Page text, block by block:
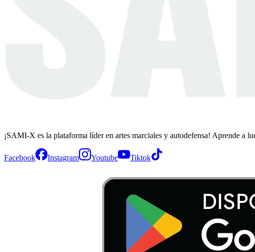
¡SAMI-X es la plataforma líder en artes marciales y autodefensa! Aprende a
Facebook Instagram Youtube Tiktok